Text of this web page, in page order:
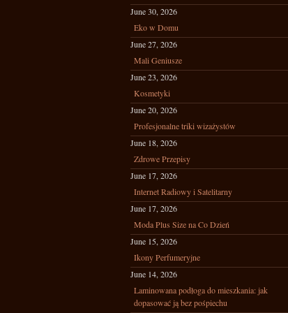
June 30, 2026
Eko w Domu
June 27, 2026
Mali Geniusze
June 23, 2026
Kosmetyki
June 20, 2026
Profesjonalne triki wizażystów
June 18, 2026
Zdrowe Przepisy
June 17, 2026
Internet Radiowy i Satelitarny
June 17, 2026
Moda Plus Size na Co Dzień
June 15, 2026
Ikony Perfumeryjne
June 14, 2026
Laminowana podłoga do mieszkania: jak
dopasować ją bez pośpiechu